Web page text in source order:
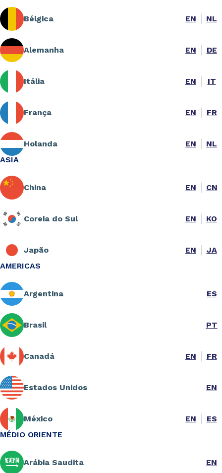
Bélgica EN NL
Alemanha EN DE
Itália EN IT
França EN FR
Holanda EN
NL
ASIA
China EN CN
Coreia do Sul EN KO
Japão EN
JA
AMERICAS
Argentina ES
Brasil PT
Canadá EN FR
Estados Unidos EN
México EN
ES
MÉDIO ORIENTE
Arábia Saudita EN